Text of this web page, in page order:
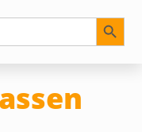
Search Button